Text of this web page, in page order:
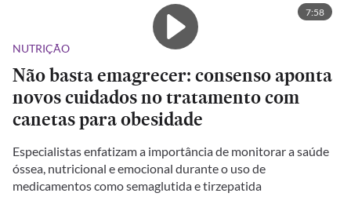
7:58
NUTRIÇÃO
Não basta emagrecer: consenso aponta
novos cuidados no tratamento com
canetas para obesidade
Especialistas enfatizam a importância de monitorar a saúde
óssea, nutricional e emocional durante o uso de
medicamentos como semaglutida e tirzepatida